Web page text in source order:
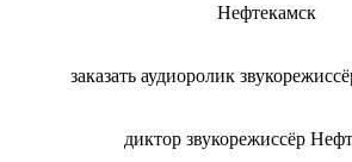
Нефтекамск
заказать аудиоролик
диктор звукорежиссёр